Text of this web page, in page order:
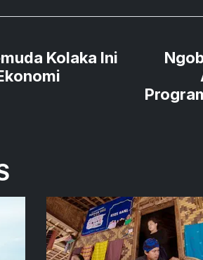
Kolaka Ini